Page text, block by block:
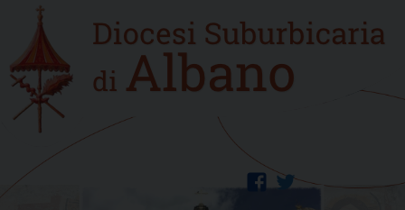
content
Home
new
twitter
facebook